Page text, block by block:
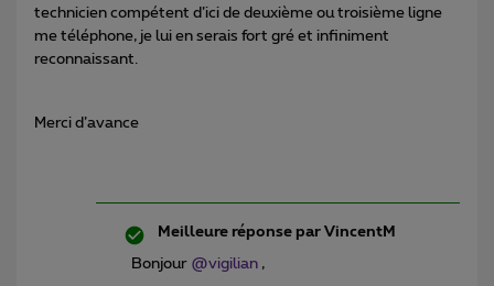
technicien compétent d’ici de deuxième ou troisième ligne
me téléphone, je lui en serais fort gré et infiniment
reconnaissant.
Merci d’avance
Meilleure réponse par VincentM
Bonjour @vigilian ,